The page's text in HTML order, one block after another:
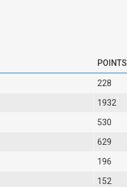
POINTS
228
1932
530
629
196
152